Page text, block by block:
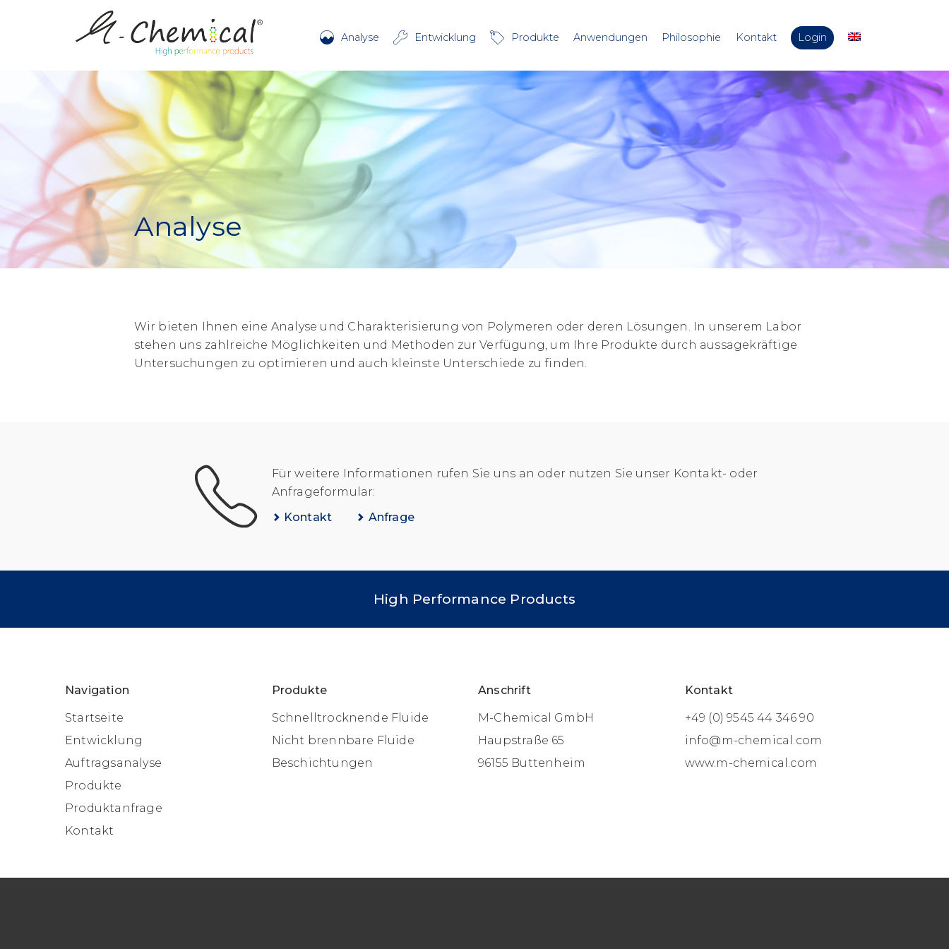
Analyse Entwicklung Produkte Anwendungen Philosophie Kontakt Login
Analyse
Wir bieten Ihnen eine Analyse und Charakterisierung von Polymeren oder deren Lösungen. In unserem Labor
stehen uns zahlreiche Möglichkeiten und Methoden zur Verfügung, um Ihre Produkte durch aussagekräftige
Untersuchungen zu optimieren und auch kleinste Unterschiede zu finden.
Für weitere Informationen rufen Sie uns an oder nutzen Sie unser Kontakt- oder
Anfrageformular:
Kontakt
Anfrage
High Performance Products
Navigation
Startseite
Entwicklung
Auftragsanalyse
Produkte
Produktanfrage
Kontakt
Produkte
Schnelltrocknende Fluide
Nicht brennbare Fluide
Beschichtungen
Anschrift
M-Chemical GmbH
Haupstraße 65
96155 Buttenheim
Kontakt
+49 (0) 9545 44 346 90
info@m-chemical.com
www.m-chemical.com